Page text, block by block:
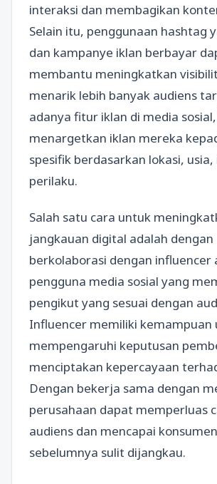
interaksi dan membagikan
Selain itu, penggunaan hashtag
dan kampanye iklan berbayar
membantu meningkatkan
menarik lebih banyak audiens
adanya fitur iklan di media
menargetkan iklan mereka
spesifik berdasarkan lokasi,
perilaku.
Salah satu cara untuk
jangkauan digital adalah dengan
berkolaborasi dengan influencer
pengguna media sosial yang
pengikut yang sesuai dengan
Influencer memiliki kemampuan
mempengaruhi keputusan
menciptakan kepercayaan
Dengan bekerja sama dengan
perusahaan dapat memperluas
audiens dan mencapai
sebelumnya sulit dijangkau.